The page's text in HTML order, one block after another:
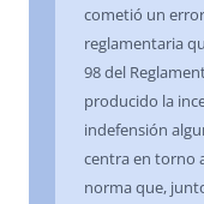
cometió un
reglamentaria
98 del
producido la
indefensión
centra en torno
norma que,